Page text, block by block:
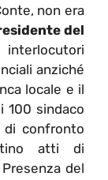
non era
del
anziché
locale e il
100 sindaco
confronto
atti di
del